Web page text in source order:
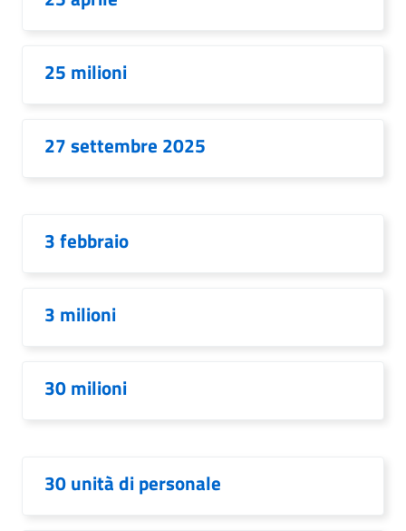
25 milioni
27 settembre 2025
3 febbraio
3 milioni
30 milioni
30 unità di personale